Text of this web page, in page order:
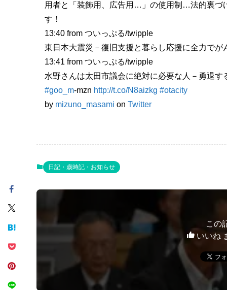
用者と「装飾用、広告用…」の使用制…法的裏づ
す！
13:40 from ついっぷる/twipple
東日本大震災－復旧支援と暮らし応援に全力でが
13:41 from ついっぷる/twipple
水野さんは太田市議会に絶対に必要な人－勇退
#goo_m-mzn http://t.co/N8aizkg #otacity
by mizuno_masami on Twitter
日記・歳時記・お知らせ
この
いいね